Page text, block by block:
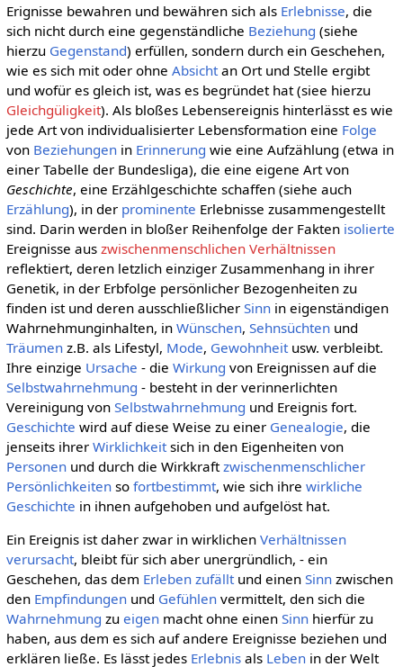
Erignisse bewahren und bewähren sich als Erlebnisse, die
sich nicht durch eine gegenständliche Beziehung (siehe
hierzu Gegenstand) erfüllen, sondern durch ein Geschehen,
wie es sich mit oder ohne Absichtan Ort und Stelle ergibt
und wofür es gleich ist, was es begründet hat (siee hierzu
Gleichgüligkeit). Als bloßes Lebensereignis hinterlässt es wie
jede Art von individualisierter Lebensformation eine Folge
von Beziehungenin Erinnerung wie eine Aufzählung (etwa in
einer Tabelle der Bundesliga), die eine eigene Art von
Geschichte, eine Erzählgeschichte schaffen (siehe auch
Erzählung), in der prominente Erlebnisse zusammengestellt
sind. Darin werden in bloßer Reihenfolge der Fakten isolierte
Ereignisse aus zwischenmenschlichen Verhältnissen
reflektiert, deren letzlich einziger Zusammenhang in ihrer
Genetik, in der Erbfolge persönlicher Bezogenheiten zu
finden ist und deren ausschließlicher Sinnin eigenständigen
Wahrnehmunginhalten, in Wünschen, Sehnsüchtenund
Träumenz.B. als Lifestyl, Mode, Gewohnheitusw. verbleibt.
Ihre einzige Ursache - die Wirkung von Ereignissen auf die
Selbstwahrnehmung - besteht in der verinnerlichten
Vereinigung von Selbstwahrnehmung und Ereignis fort.
Geschichte wird auf diese Weise zu einer Genealogie, die
jenseits ihrer Wirklichkeitsich in den Eigenheiten von
Personenund durch die Wirkkraftzwischenmenschlicher
Persönlichkeitenso fortbestimmt, wie sich ihre wirkliche
Geschichte in ihnen aufgehoben und aufgelöst hat.
Ein Ereignis ist daher zwar in wirklichen Verhältnissen
verursacht, bleibt für sich aber unergründlich, - ein
Geschehen, das dem Erleben zufälltund einen Sinnzwischen
den Empfindungenund Gefühlenvermittelt, den sich die
Wahrnehmung zu eigenmacht ohne einen Sinnhierfür zu
haben, aus dem es sich auf andere Ereignisse beziehen und
erklären ließe. Es lässt jedes Erlebnisals Lebenin der Welt